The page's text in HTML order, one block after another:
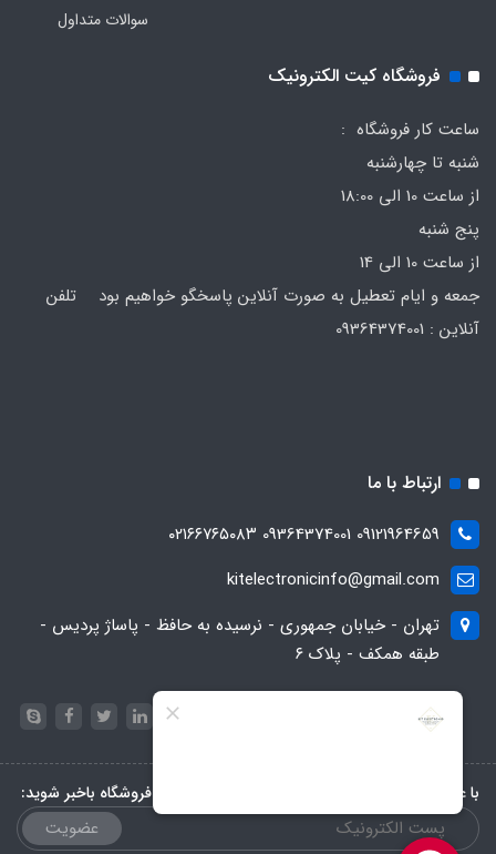
سوالات متداول
فروشگاه کیت الکترونیک
ساعت کار فروشگاه :
شنبه تا چهارشنبه
از ساعت 10 الی 18:00
پنج شنبه
از ساعت 10 الی 14
جمعه و ایام تعطیل به صورت آنلاین پاسخگو خواهیم بود تلفن
ارتباط با ما
09121964659 09364374001 ۰۲۱۶۶۷۶۵۰۸۳
kitelectronicinfo@gmail.com
تهران - خیابان جمهوری - نرسیده به حافظ - پاساژ پردیس -
طبقه همکف - پلاک ۶
با عضویت در خبرنامه، از تخفیف‌ها و جدیدترین‌های فروشگاه باخبر شوید:
عضویت